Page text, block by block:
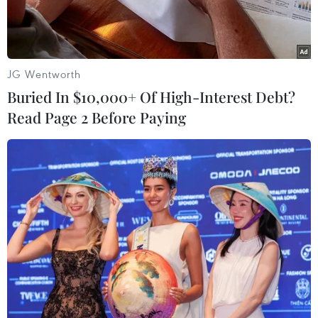
tương lai.
CapitaLand, thông qua Quỹ CapitaLand Hope Foundation,
cam kết hỗ trợ học bổng dài hạn lên đến 500.000 đô la
Singapore cho 30 học sinh tại Việt Nam.
JG Wentworth
Buried In $10,000+ Of High-Interest Debt?
Read Page 2 Before Paying